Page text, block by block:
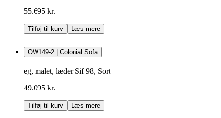
55.695 kr.
Tilføj til kurv Læs mere
OW149-2 | Colonial Sofa
eg, malet, læder Sif 98, Sort
49.095 kr.
Tilføj til kurv Læs mere